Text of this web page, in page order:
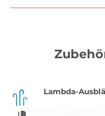
Lambda-